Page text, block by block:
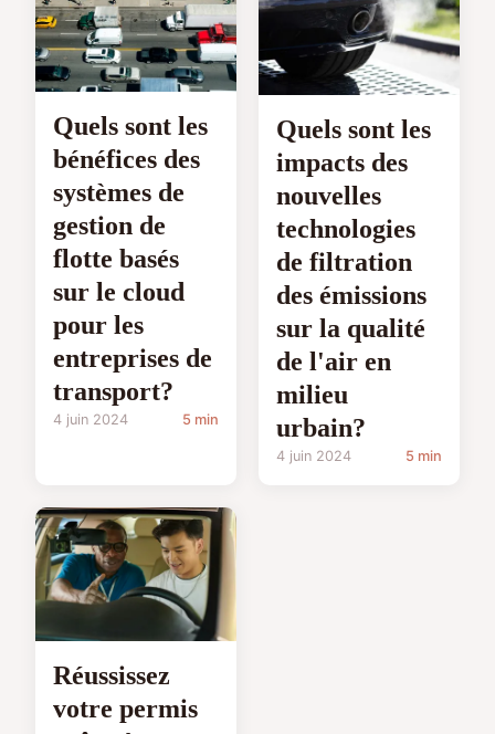
Quels sont les
bénéfices des
systèmes de
gestion de
flotte basés
sur le cloud
pour les
entreprises de
transport?
4 juin 2024 5 min
Quels sont les
impacts des
nouvelles
technologies
de filtration
des émissions
sur la qualité
de l'air en
milieu
urbain?
4 juin 2024 5 min
Réussissez
votre permis